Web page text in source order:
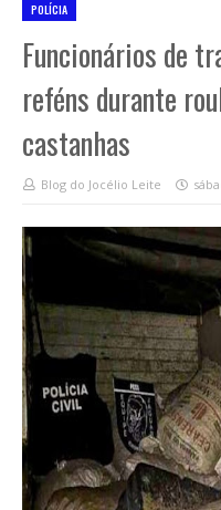
POLÍCIA
Funcionários de
reféns durante
castanhas
Blog do Jocélio Leite